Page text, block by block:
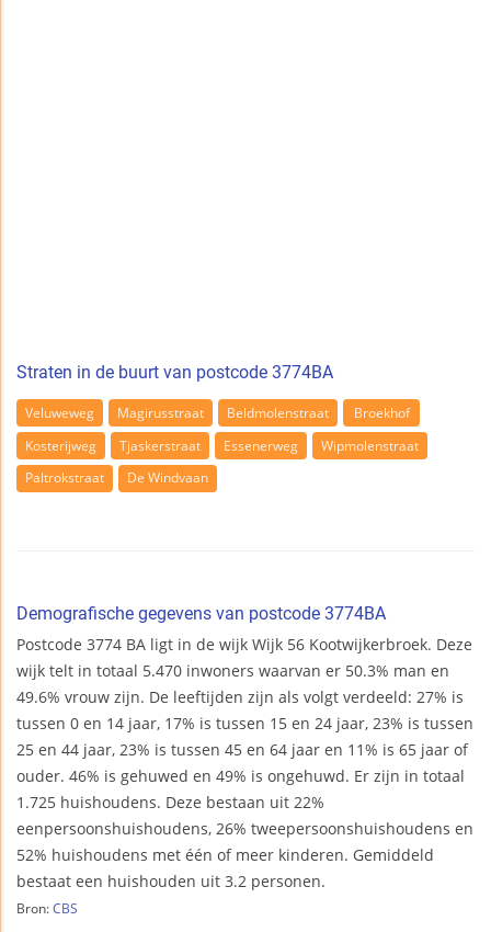
Straten in de buurt van postcode 3774BA
Veluweweg Magirusstraat Beldmolenstraat
Broekhof
Kosterijweg
Tjaskerstraat Essenerweg
Wipmolenstraat
Paltrokstraat
De Windvaan
Demografische gegevens van postcode 3774BA
Postcode 3774 BA ligt in de wijk Wijk 56 Kootwijkerbroek. Deze
wijk telt in totaal 5.470 inwoners waarvan er 50.3% man en
49.6% vrouw zijn. De leeftijden zijn als volgt verdeeld: 27% is
tussen 0 en 14 jaar, 17% is tussen 15 en 24 jaar, 23% is tussen
25 en 44 jaar, 23% is tussen 45 en 64 jaar en 11% is 65 jaar of
ouder. 46% is gehuwed en 49% is ongehuwd. Er zijn in totaal
1.725 huishoudens. Deze bestaan uit 22%
eenpersoonshuishoudens, 26% tweepersoonshuishoudens en
52% huishoudens met één of meer kinderen. Gemiddeld
bestaat een huishouden uit 3.2 personen.
Bron: CBS